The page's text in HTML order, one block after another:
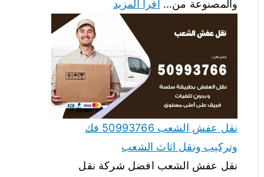
والمصنوعة من… اقرأ المزيد
نقل عفش الشعب 50993766 فك
وتركيب ونقل اثاث الشعب
نقل عفش الشعب افضل شركة نقل